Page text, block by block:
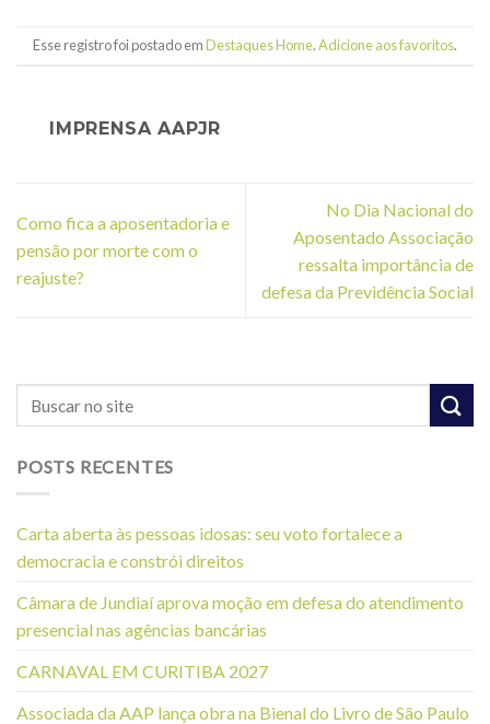
Esse registro foi postado emDestaques Home.Adicione aos favoritos.
IMPRENSA AAPJR
Como fica a aposentadoria e
pensão por morte com o
reajuste?
No Dia Nacional do
Aposentado Associação
ressalta importância de
defesa da Previdência Social
POSTS RECENTES
Carta aberta às pessoas idosas: seu voto fortalece a
democracia e constrói direitos
Câmara de Jundiaí aprova moção em defesa do atendimento
presencial nas agências bancárias
CARNAVAL EM CURITIBA 2027
Associada da AAP lança obra na Bienal do Livro de São Paulo